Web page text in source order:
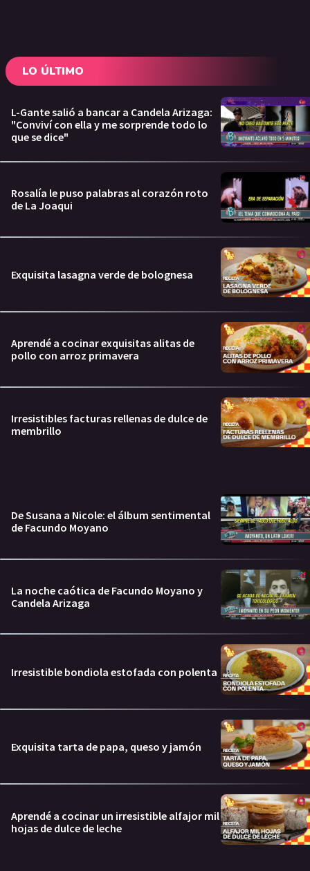
LO ÚLTIMO
L-Gante salió a bancar a Candela Arizaga:
"Conviví con ella y me sorprende todo lo
que se dice"
Rosalía le puso palabras al corazón roto
de La Joaqui
Exquisita lasagna verde de bolognesa
Aprendé a cocinar exquisitas alitas de
pollo con arroz primavera
Irresistibles facturas rellenas de dulce de
membrillo
De Susana a Nicole: el álbum sentimental
de Facundo Moyano
La noche caótica de Facundo Moyano y
Candela Arizaga
Irresistible bondiola estofada con polenta
Exquisita tarta de papa, queso y jamón
Aprendé a cocinar un irresistible alfajor mil
hojas de dulce de leche